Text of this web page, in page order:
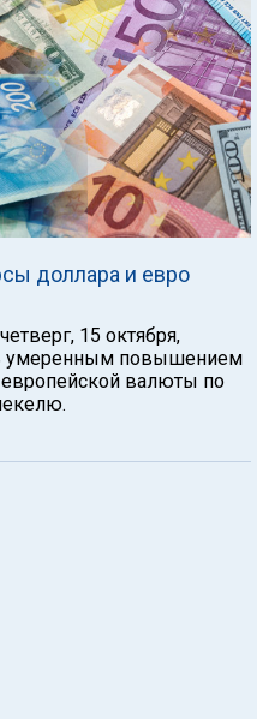
доллара и евро
15 октября,
умеренным повышением
европейской валюты по